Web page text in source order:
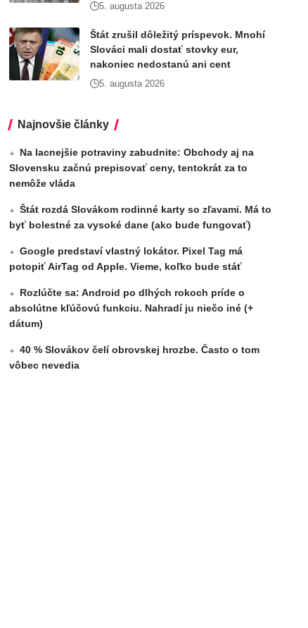
5. augusta 2026
Štát zrušil dôležitý príspevok. Mnohí
Slováci mali dostať stovky eur,
nakoniec nedostanú ani cent
5. augusta 2026
Najnovšie články
Na lacnejšie potraviny zabudnite: Obchody aj na
Slovensku začnú prepisovať ceny, tentokrát za to
nemôže vláda
Štát rozdá Slovákom rodinné karty so zľavami. Má to
byť bolestné za vysoké dane (ako bude fungovať)
Google predstaví vlastný lokátor. Pixel Tag má
potopiť AirTag od Apple. Vieme, koľko bude stáť
Rozlúčte sa: Android po dlhých rokoch príde o
absolútne kľúčovú funkciu. Nahradí ju niečo iné (+
dátum)
40 % Slovákov čelí obrovskej hrozbe. Často o tom
vôbec nevedia